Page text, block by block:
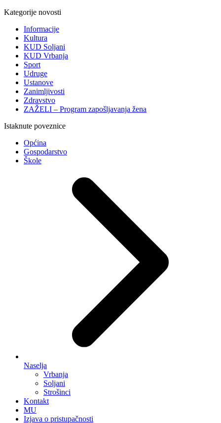
Kategorije novosti
Informacije
Kultura
KUD Soljani
KUD Vrbanja
Sport
Udruge
Ustanove
Zanimljivosti
Zdravstvo
ZAŽELI – Program zapošljavanja žena
Istaknute poveznice
Općina
Gospodarstvo
Škole
Naselja
Vrbanja
Soljani
Strošinci
Kontakt
MU
Izjava o pristupačnosti